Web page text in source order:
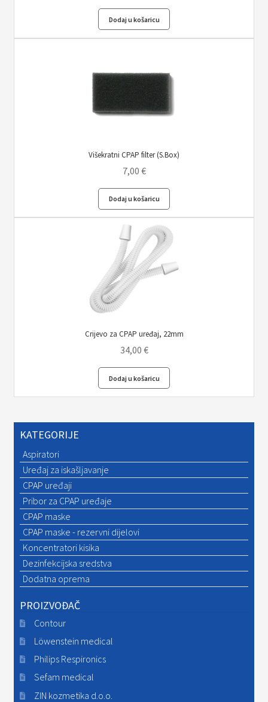
Dodaj u košaricu
Višekratni CPAP filter (S.Box)
7,00 €
Dodaj u košaricu
Crijevo za CPAP uređaj, 22mm
34,00 €
Dodaj u košaricu
KATEGORIJE
Aspiratori
Uređaj za iskašljavanje
CPAP uređaji
Pribor za CPAP uređaje
CPAP maske
CPAP maske - rezervni dijelovi
Koncentratori kisika
Dezinfekcijska sredstva
Dodatna oprema
PROIZVOĐAČ
Contour
Löwenstein medical
Philips Respironics
Sefam medical
ZIN kozmetika d.o.o.